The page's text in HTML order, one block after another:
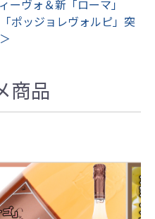
ーヴォ＆新「ローマ」
ポッジョレヴォルピ」突
商品